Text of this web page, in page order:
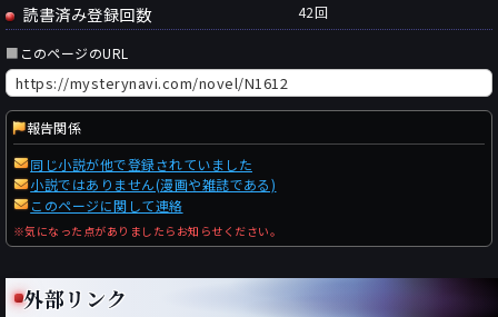
読書済み登録回数 42回
■ このページのURL
報告関係
同じ小説が他で登録されていました
小説ではありません(漫画や雑誌である)
このページに関して連絡
※気になった点がありましたらお知らせください。
外部リンク